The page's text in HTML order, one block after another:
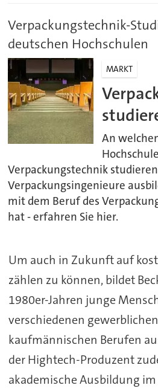
Verpackungstechnik-
deutschen Hochschulen
MARKT
An
Verpackungstechnik
Verpackungsingenieure
mit dem Beruf des
hat - erfahren Sie hier.
Um auch in Zukunft auf
zählen zu können, bildet
1980er-Jahren junge
verschiedenen
kaufmännischen Berufen
der Hightech-Produzent
akademische Ausbildung